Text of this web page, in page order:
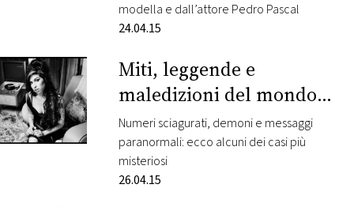
modella e dall’attore Pedro Pascal
24.04.15
Miti, leggende e
maledizioni del mondo
della musica
Numeri sciagurati, demoni e messaggi
paranormali: ecco alcuni dei casi più
misteriosi
26.04.15